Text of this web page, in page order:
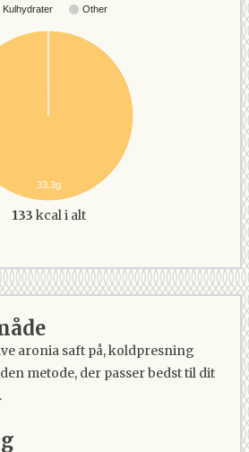
Kulhydrater Other
33.3g
133 kcal i alt
aronia saft på, koldpresning
metode, der passer bedst til dit